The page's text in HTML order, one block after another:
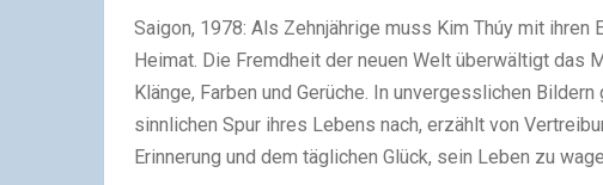
Saigon, 1978: Als Zehnjährige muss Kim Thúy mit ihren
Heimat. Die Fremdheit der neuen Welt überwältigt das
Klänge, Farben und Gerüche. In unvergesslichen
sinnlichen Spur ihres Lebens nach, erzählt von
Erinnerung und dem täglichen Glück, sein Leben zu